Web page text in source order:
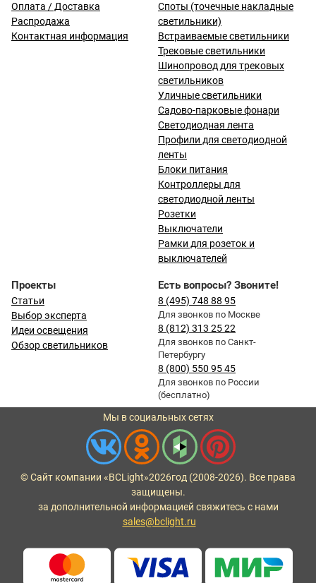
Оплата / Доставка
Распродажа
Контактная информация
Споты (точечные накладные
светильники)
Встраиваемые светильники
Трековые светильники
Шинопровод для трековых
светильников
Уличные светильники
Садово-парковые фонари
Светодиодная лента
Профили для светодиодной
ленты
Блоки питания
Контроллеры для
светодиодной ленты
Розетки
Выключатели
Рамки для розеток и
выключателей
Проекты
Статьи
Выбор эксперта
Идеи освещения
Обзор светильников
Есть вопросы? Звоните!
8 (495) 748 88 95
Для звонков по Москве
8 (812) 313 25 22
Для звонков по Санкт-
Петербургу
8 (800) 550 95 45
Для звонков по России
(бесплатно)
Мы в социальных сетях
© Сайт компании «BCLight»2026год (2008-2026). Все права
защищены.
за дополнительной информацией свяжитесь с нами
sales@bclight.ru